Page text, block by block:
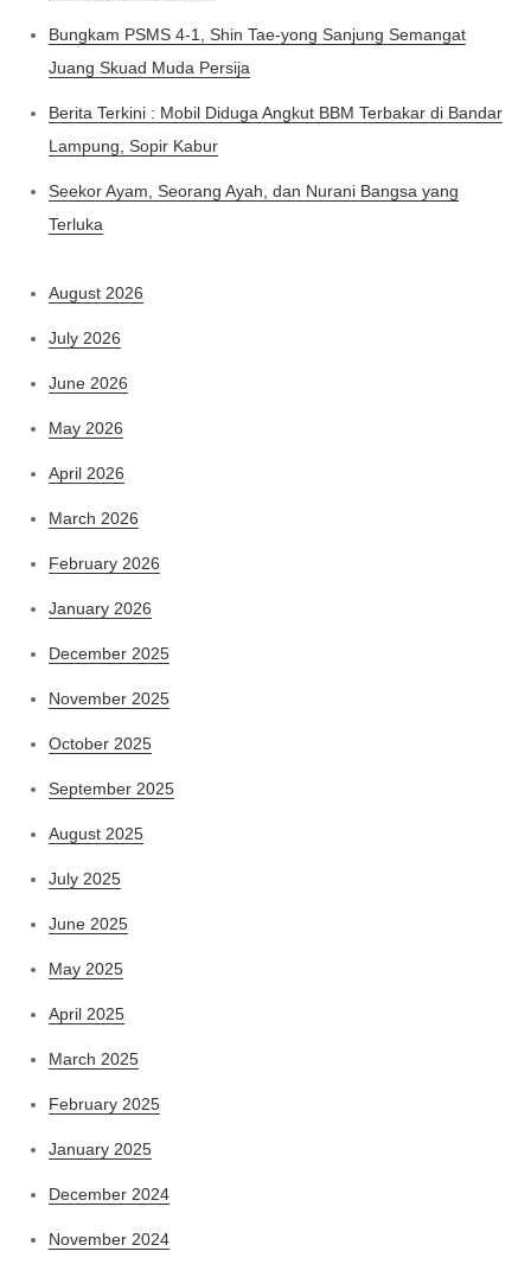
Bungkam PSMS 4-1, Shin Tae-yong Sanjung Semangat
Juang Skuad Muda Persija
Berita Terkini : Mobil Diduga Angkut BBM Terbakar di Bandar
Lampung, Sopir Kabur
Seekor Ayam, Seorang Ayah, dan Nurani Bangsa yang
Terluka
August 2026
July 2026
June 2026
May 2026
April 2026
March 2026
February 2026
January 2026
December 2025
November 2025
October 2025
September 2025
August 2025
July 2025
June 2025
May 2025
April 2025
March 2025
February 2025
January 2025
December 2024
November 2024